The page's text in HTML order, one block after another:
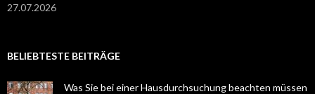
27.07.2026
BELIEBTESTE BEITRÄGE
Was Sie bei einer Hausdurchsuchung beachten müssen